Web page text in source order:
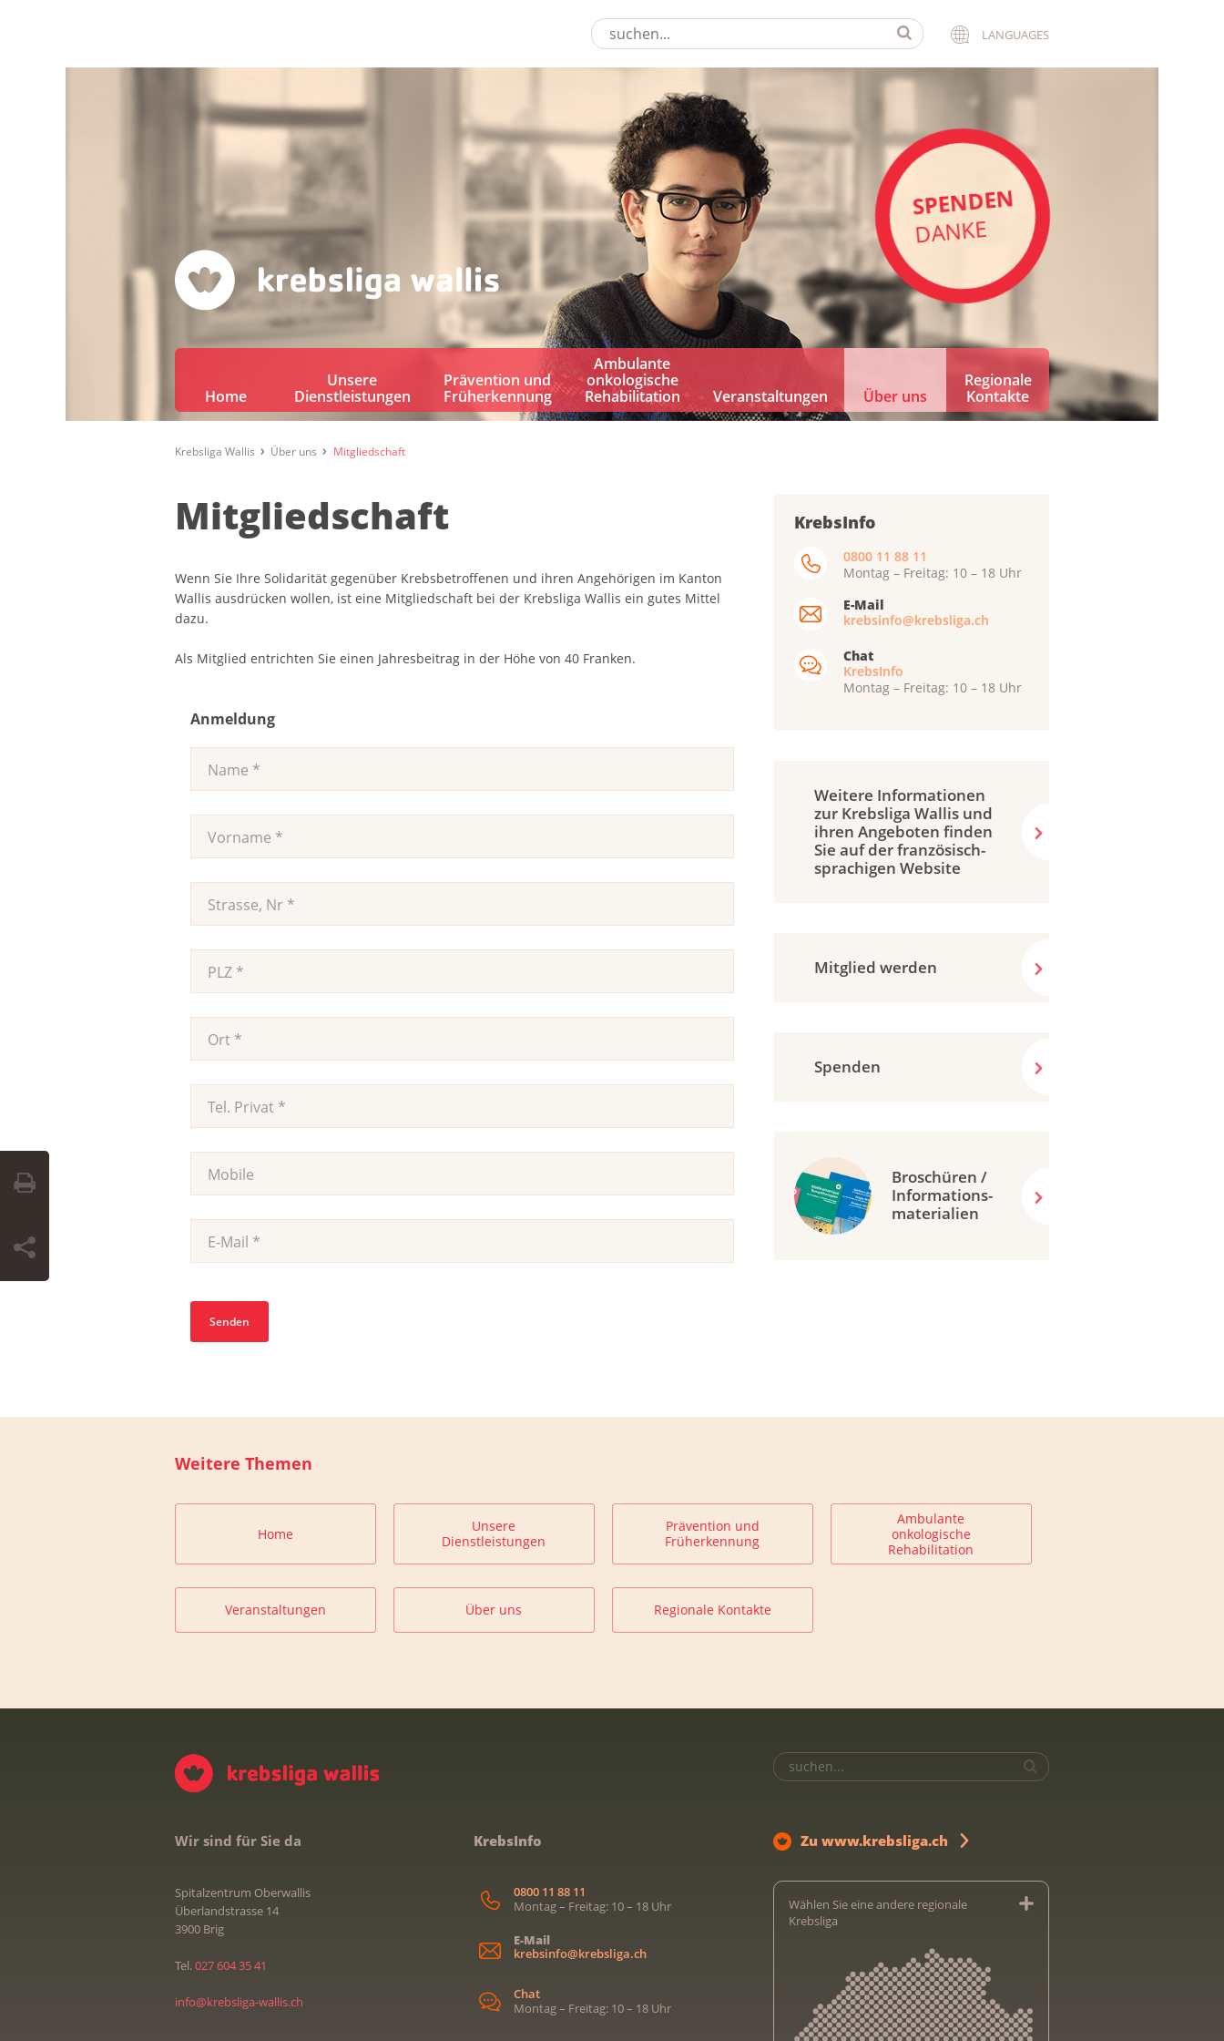
LANGUAGES
SPENDEN
DANKE
Home
Unsere
Dienstleistungen
Prävention und
Früherkennung
Ambulante
onkologische
Rehabilitation
Veranstaltungen Über uns
Regionale
Kontakte
Krebsliga Wallis Über uns Mitgliedschaft
Mitgliedschaft
Wenn Sie Ihre Solidarität gegenüber Krebsbetroffenen und ihren Angehörigen im Kanton
Wallis ausdrücken wollen, ist eine Mitgliedschaft bei der Krebsliga Wallis ein gutes Mittel
dazu.
Als Mitglied entrichten Sie einen Jahresbeitrag in der Höhe von 40 Franken.
Anmeldung
KrebsInfo
0800 11 88 11
Montag – Freitag: 10 – 18 Uhr
E-Mail
krebsinfo@krebsliga.ch
Chat
KrebsInfo
Montag – Freitag: 10 – 18 Uhr
Weitere Informationen
zur Krebsliga Wallis und
ihren Angeboten finden
Sie auf der französisch­
sprachigen Website
Mitglied werden
Spenden
Broschüren /
Informations-
materialien
Weitere Themen
Home
Unsere
Dienstleistungen
Prävention und
Früherkennung
Ambulante
onkologische
Rehabilitation
Veranstaltungen Über uns Regionale Kontakte
Wir sind für Sie da
Spitalzentrum Oberwallis
Überlandstrasse 14
3900 Brig
Tel.027 604 35 41
info@krebsliga-wallis.ch
KrebsInfo
0800 11 88 11
Montag – Freitag: 10 – 18 Uhr
E-Mail
krebsinfo@krebsliga.ch
Chat
Montag – Freitag: 10 – 18 Uhr
Zu www.krebsliga.ch
Wählen Sie eine andere regionale
Krebsliga